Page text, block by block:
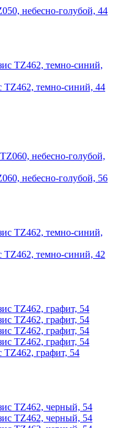
небесно-голубой, 44
TZ462, темно-синий, 44
небесно-голубой, 56
TZ462, темно-синий, 42
TZ462, графит, 54